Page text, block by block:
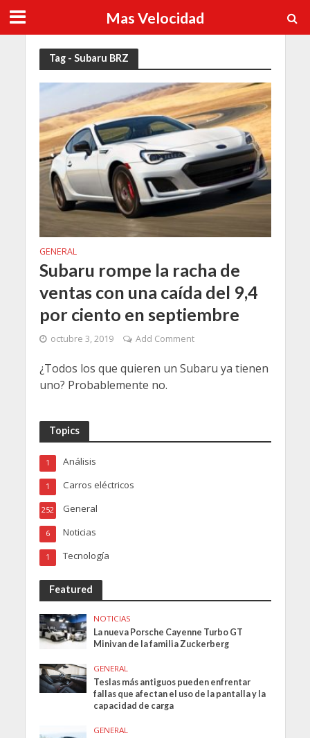
Mas Velocidad
Tag - Subaru BRZ
GENERAL
Subaru rompe la racha de
ventas con una caída del 9,4
por ciento en septiembre
octubre 3, 2019 Add Comment
¿Todos los que quieren un Subaru ya tienen
uno? Probablemente no.
Topics
Análisis
1
Carros eléctricos
1
General
252
Noticias
6
Tecnología
1
Featured
NOTICIAS
La nueva Porsche Cayenne Turbo GT
Minivan de la familia Zuckerberg
GENERAL
Teslas más antiguos pueden enfrentar
fallas que afectan el uso de la pantalla y la
capacidad de carga
GENERAL